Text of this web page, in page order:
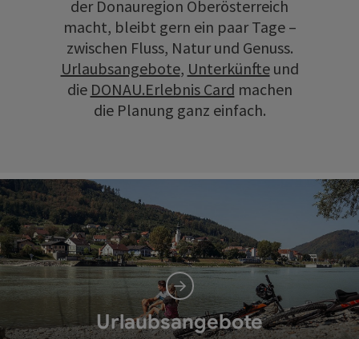
der Donauregion Oberösterreich
macht, bleibt gern ein paar Tage –
zwischen Fluss, Natur und Genuss.
Urlaubsangebote, Unterkünfteund
die DONAU.Erlebnis Card machen
die Planung ganz einfach.
Urlaubsangebote